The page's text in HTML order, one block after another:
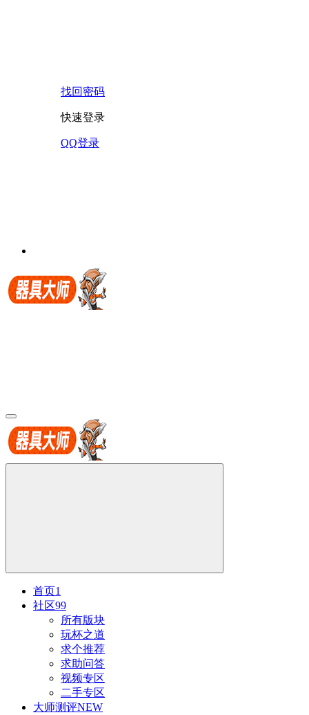
找回密码
快速登录
QQ登录
首页1
社区99
所有版块
玩杯之道
求个推荐
求助问答
视频专区
二手专区
大师测评NEW